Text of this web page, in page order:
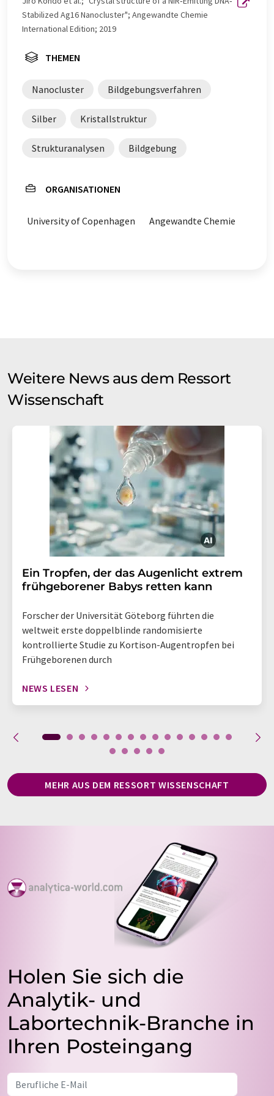
Stabilized Ag16 Nanocluster"; Angewandte Chemie
International Edition; 2019
THEMEN
Nanocluster Bildgebungsverfahren
Silber Kristallstruktur
Strukturanalysen Bildgebung
ORGANISATIONEN
University of Copenhagen Angewandte Chemie
Weitere News aus dem Ressort
Wissenschaft
Ein Tropfen, der das Augenlicht extrem
frühgeborener Babys retten kann
Forscher der Universität Göteborg führten die
weltweit erste doppelblinde randomisierte
kontrollierte Studie zu Kortison-Augentropfen bei
Frühgeborenen durch
NEWS LESEN
MEHR AUS DEM RESSORT WISSENSCHAFT
Holen Sie sich die
Analytik- und
Labortechnik-Branche in
Ihren Posteingang